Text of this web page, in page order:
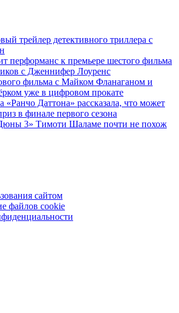
трейлер детективного триллера с
перформанс к премьере шестого фильма
с Дженнифер Лоуренс
фильма с Майком Фланаганом и
уже в цифровом прокате
«Ранчо Даттона» рассказала, что может
в финале первого сезона
3» Тимоти Шаламе почти не похож
сайтом
файлов cookie